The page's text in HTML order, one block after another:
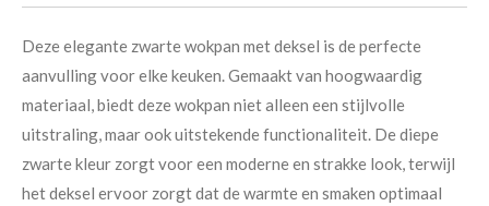
Deze elegante zwarte wokpan met deksel is de perfecte
aanvulling voor elke keuken. Gemaakt van hoogwaardig
materiaal, biedt deze wokpan niet alleen een stijlvolle
uitstraling, maar ook uitstekende functionaliteit. De diepe
zwarte kleur zorgt voor een moderne en strakke look, terwijl
het deksel ervoor zorgt dat de warmte en smaken optimaal